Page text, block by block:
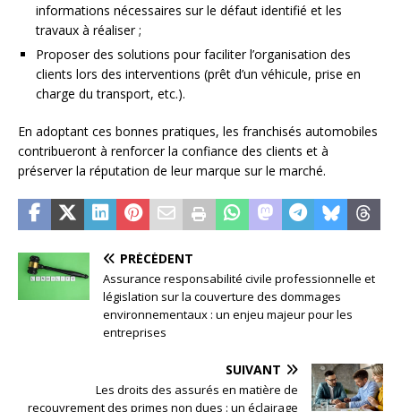
informations nécessaires sur le défaut identifié et les
travaux à réaliser ;
Proposer des solutions pour faciliter l’organisation des
clients lors des interventions (prêt d’un véhicule, prise en
charge du transport, etc.).
En adoptant ces bonnes pratiques, les franchisés automobiles
contribueront à renforcer la confiance des clients et à
préserver la réputation de leur marque sur le marché.
PRÉCÉDENT
Assurance responsabilité civile professionnelle et
législation sur la couverture des dommages
environnementaux : un enjeu majeur pour les
entreprises
SUIVANT
Les droits des assurés en matière de
recouvrement des primes non dues : un éclairage